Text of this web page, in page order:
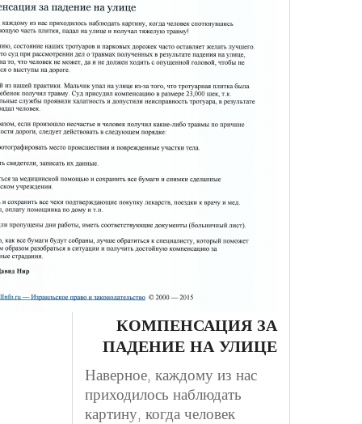
КОМПЕНСАЦИЯ ЗА
ПАДЕНИЕ НА УЛИЦЕ
Наверное, каждому из нас
приходилось наблюдать
картину, когда человек